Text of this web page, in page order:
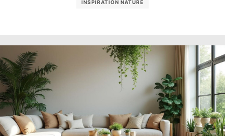
INSPIRATION NATURE